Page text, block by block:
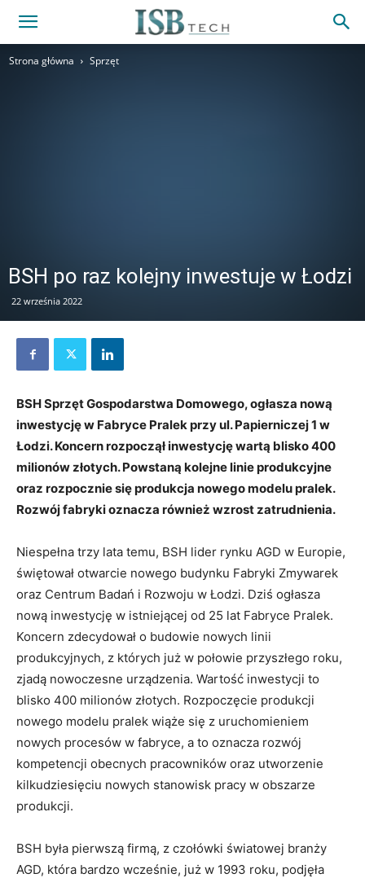
Strona główna Sprzęt
BSH po raz kolejny inwestuje w Łodzi
22 września 2022
BSH Sprzęt Gospodarstwa Domowego, ogłasza nową
inwestycję w Fabryce Pralek przy ul. Papierniczej 1 w
Łodzi. Koncern rozpoczął inwestycję wartą blisko 400
milionów złotych. Powstaną kolejne linie produkcyjne
oraz rozpocznie się produkcja nowego modelu pralek.
Rozwój fabryki oznacza również wzrost zatrudnienia.
Niespełna trzy lata temu, BSH lider rynku AGD w Europie,
świętował otwarcie nowego budynku Fabryki Zmywarek
oraz Centrum Badań i Rozwoju w Łodzi. Dziś ogłasza
nową inwestycję w istniejącej od 25 lat Fabryce Pralek.
Koncern zdecydował o budowie nowych linii
produkcyjnych, z których już w połowie przyszłego roku,
zjadą nowoczesne urządzenia. Wartość inwestycji to
blisko 400 milionów złotych. Rozpoczęcie produkcji
nowego modelu pralek wiąże się z uruchomieniem
nowych procesów w fabryce, a to oznacza rozwój
kompetencji obecnych pracowników oraz utworzenie
kilkudziesięciu nowych stanowisk pracy w obszarze
produkcji.
BSH była pierwszą firmą, z czołówki światowej branży
AGD, która bardzo wcześnie, już w 1993 roku, podjęła